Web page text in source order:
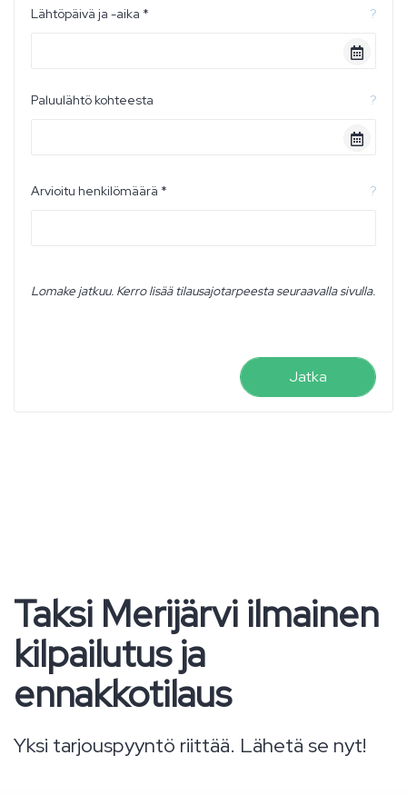
Lähtöpäivä ja -aika * ?
Paluulähtö kohteesta ?
Arvioitu henkilömäärä * ?
Lomake jatkuu. Kerro lisää tilausajotarpeesta seuraavalla sivulla.
Jatka
Taksi Merijärvi ilmainen
kilpailutus ja
ennakkotilaus
Yksi tarjouspyyntö riittää. Lähetä se nyt!